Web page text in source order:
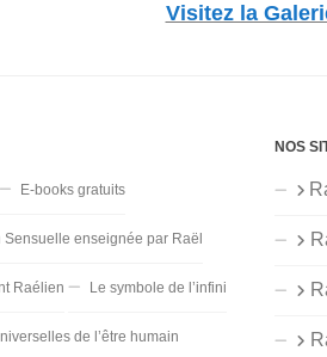
Visitez la
E-books gratuits
Sensuelle enseignée par Raël
Raélien Le symbole de l’infini
de l’être humain
NOS